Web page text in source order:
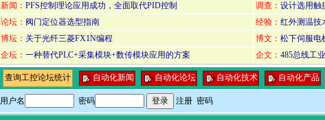
新闻： PFS控制理论应用成功，全面取代PID控制 调查： 设计选用触
论坛： 阀门定位器选型指南 经验： 红外测温技
博坛： 关于光纤三菱FX1N编程 博文： 松下伺服电
企坛： 一种替代PLC+采集模块+数传模块应用的方案 企文： 485总线工
查询工控论坛统计 自动化新闻 自动化论坛 自动化技术 自动化产品
用户名 密码 注册 密码